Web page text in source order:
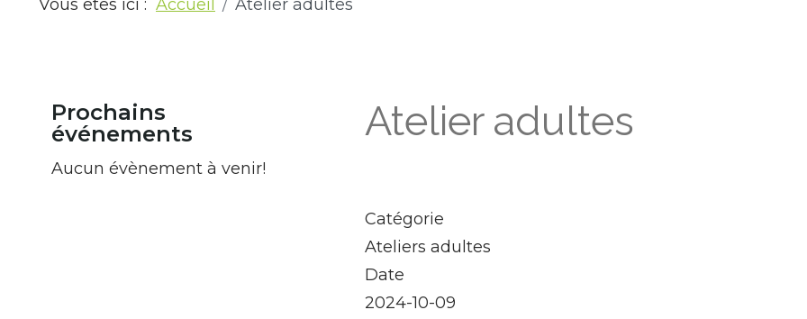
Vous êtes ici : Accueil Atelier adultes
Prochains
événements
Aucun évènement à venir!
Atelier adultes
Catégorie
Ateliers adultes
Date
2024-10-09